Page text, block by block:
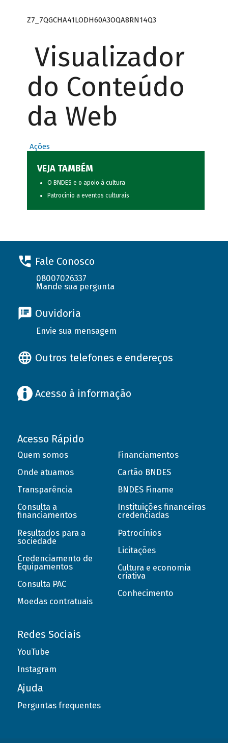
Z7_7QGCHA41LODH60A3OQA8RN14Q3
Visualizador
do Conteúdo
da Web
Ações
VEJA TAMBÉM
O BNDES e o apoio à cultura
Patrocínio a eventos culturais
Fale Conosco
08007026337
Mande sua pergunta
Ouvidoria
Envie sua mensagem
Outros telefones e endereços
Acesso à informação
Acesso Rápido
Quem somos
Onde atuamos
Transparência
Consulta a
financiamentos
Resultados para a
sociedade
Credenciamento de
Equipamentos
Consulta PAC
Moedas contratuais
Financiamentos
Cartão BNDES
BNDES Finame
Instituições financeiras
credenciadas
Patrocínios
Licitações
Cultura e economia
criativa
Conhecimento
Redes Sociais
YouTube
Instagram
Ajuda
Perguntas frequentes